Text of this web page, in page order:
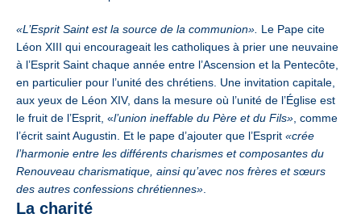
«L’Esprit Saint est la source de la communion». Le Pape cite
Léon XIII qui encourageait les catholiques à prier une neuvaine
à l’Esprit Saint chaque année entre l’Ascension et la Pentecôte,
en particulier pour l’unité des chrétiens. Une invitation capitale,
aux yeux de Léon XIV, dans la mesure où l’unité de l’Église est
le fruit de l’Esprit, «l’union ineffable du Père et du Fils» , comme
l’écrit saint Augustin. Et le pape d’ajouter que l’Esprit «crée
l’harmonie entre les différents charismes et composantes du
Renouveau charismatique, ainsi qu’avec nos frères et sœurs
des autres confessions chrétiennes»
La charité